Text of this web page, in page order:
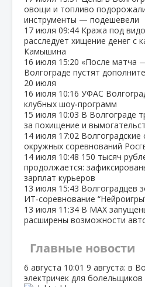
овощи и топливо
инструменты — подешевели
17 июля 09:44 Кража под
расследует хищение денег с
Камышина
16 июля 15:20 «После матча
Волгограде пустят
20 июля
16 июля 10:16 УФАС
клубных шоу‑программ
15 июля 10:03 В Волгограде
за похищение и
14 июля 17:02
окружных соревнований
14 июля 10:48 150 тысяч
продолжается:
зарплат курьеров
13 июля 15:43 Волгоградцев
ИТ‑соревнование
13 июля 11:34 В МАХ
расширены возможности
Главные новости
6 августа 10:01 9 августа: в
электричек для болельщиков